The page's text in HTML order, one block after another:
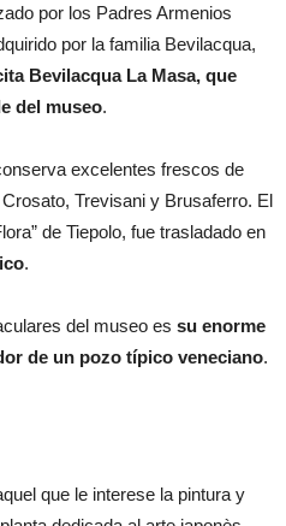
por los Padres Armenios
por la familia Bevilacqua,
Bevilacqua La Masa, que
del museo.
excelentes frescos de
Trevisani y Brusaferro. El
de Tiepolo, fue trasladado en
.
del museo es su enorme
de un pozo típico veneciano.
que le interese la pintura y